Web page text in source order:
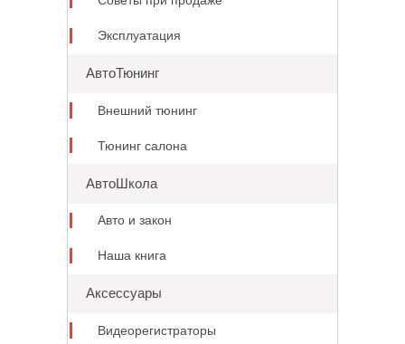
Эксплуатация
АвтоТюнинг
Внешний тюнинг
Тюнинг салона
АвтоШкола
Авто и закон
Наша книга
Аксессуары
Видеорегистраторы